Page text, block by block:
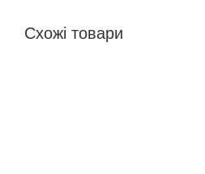
Схожі товари